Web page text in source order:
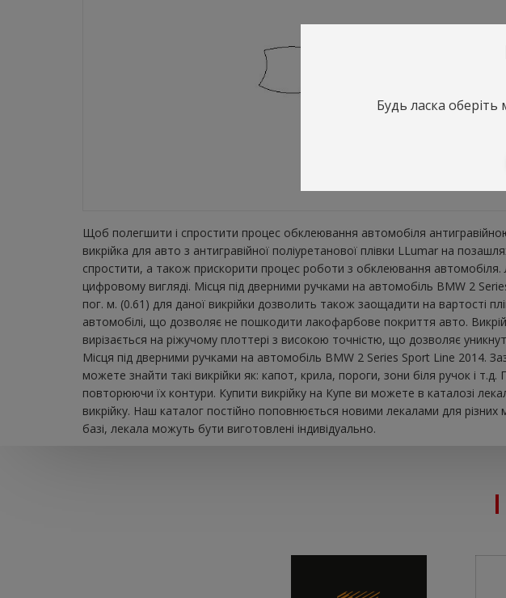
Щоб полегшити і спростити процес обклеювання автомобіля
викрійка для авто з антигравійної поліуретанової плівки LLumar на
спростити, а також прискорити процес роботи з обклеювання автомобіля.
цифровому вигляді. Місця під дверними ручками на автомобіль BMW 2
пог. м. (0.61) для даної викрійки дозволить також заощадити на вартості
автомобілі, що дозволяє не пошкодити лакофарбове покриття авто.
вирізається на ріжучому плоттері з високою точністю, що дозволяє
Місця під дверними ручками на автомобіль BMW 2 Series Sport Line 2014.
можете знайти такі викрійки як: капот, крила, пороги, зони біля ручок і
повторюючи їх контури. Купити викрійку на Купе ви можете в каталозі
викрійку. Наш каталог постійно поповнюється новими лекалами для
базі, лекала можуть бути виготовлені індивідуально.
Будь ласка